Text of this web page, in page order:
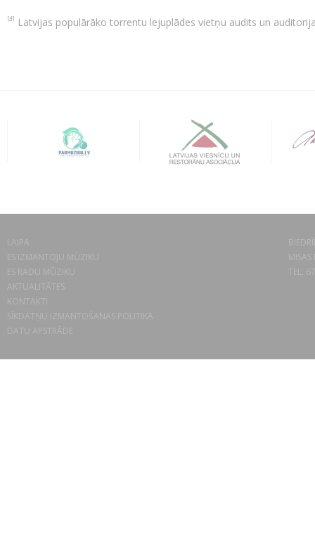
[4] Latvijas populārāko torrentu lejuplādes vietņu audits un
LAIPA
ES IZMANTOJU MŪZIKU
ES RADU MŪZIKU
AKTUALITĀTES
KONTAKTI
SĪKDATŅU IZMANTOŠANAS POLITIKA
DATU APSTRĀDE
TEL.